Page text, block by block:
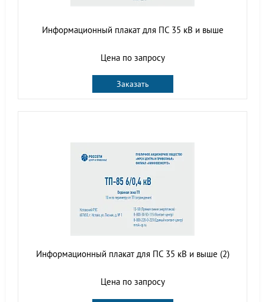
Информационный плакат для ПС 35 кВ и выше
Цена по запросу
Заказать
Информационный плакат для ПС 35 кВ и выше (2)
Цена по запросу